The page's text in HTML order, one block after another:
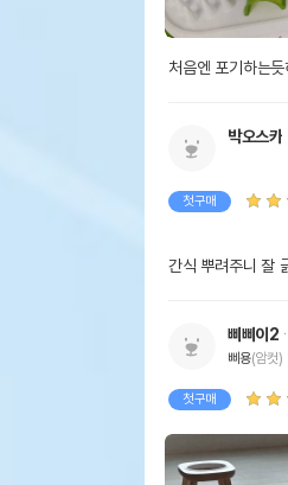
처음엔 포기하는
박오스카
첫구매
간식 뿌려주니 잘
삐삐이2
삐용(암컷)
첫구매